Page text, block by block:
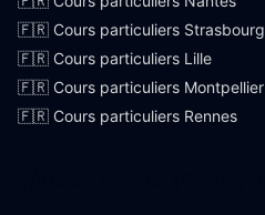
🇫🇷 Cours particuliers Strasbourg
🇫🇷 Cours particuliers Lille
🇫🇷 Cours particuliers Montpellier
🇫🇷 Cours particuliers Rennes